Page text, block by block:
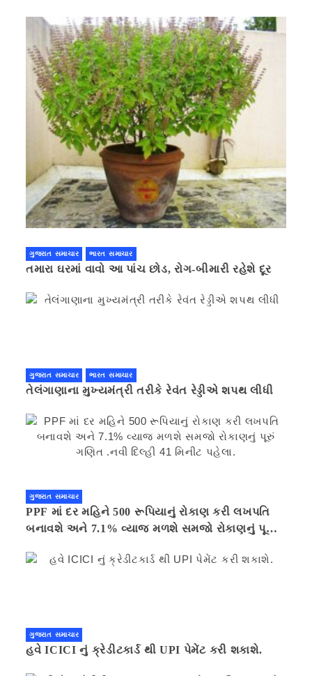
ગુજરાત સમાચાર ભારત સમાચાર
તમારા ઘરમાં વાવો આ પાંચ છોડ, રોગ-બીમારી રહેશે દૂર
ગુજરાત સમાચાર ભારત સમાચાર
તેલંગાણાના મુખ્યમંત્રી તરીકે રેવંત રેડ્ડીએ શપથ લીધી
ગુજરાત સમાચાર
PPF માં દર મહિને 500 રૂપિયાનું રોકાણ કરી લખપતિ
બનાવશે અને 7.1% વ્યાજ મળશે સમજો રોકાણનું પૂરું
ગુજરાત સમાચાર
હવે ICICI નું ક્રેડીટકાર્ડ થી UPI પેમેંટ કરી શકાશે.